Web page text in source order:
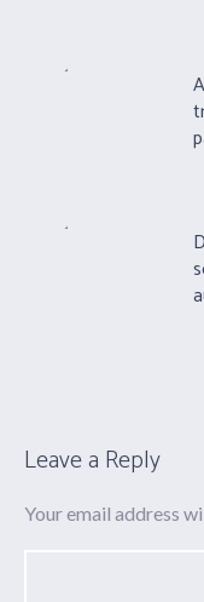
Leave a Reply
Your email address